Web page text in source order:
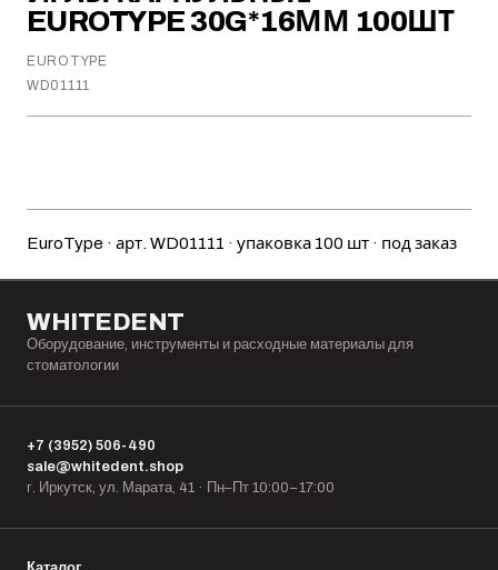
EUROTYPE 30G*16ММ 100ШТ
EUROTYPE
WD01111
EuroType · арт. WD01111 · упаковка 100 шт · под заказ
WHITEDENT
Оборудование, инструменты и расходные материалы для
стоматологии
+7 (3952) 506-490
sale@whitedent.shop
г. Иркутск, ул. Марата, 41 · Пн–Пт 10:00–17:00